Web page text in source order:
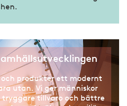
produkter ett modernt
utan. Vi ger människor
tryggare tillvaro och bättre